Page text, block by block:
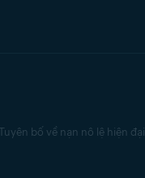
Tuyên bố về nạn nô lệ hiện đại